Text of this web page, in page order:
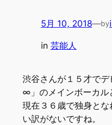
5月 10, 2018—by
in 芸能人
渋谷さんが１５才で
∞」のメインボーカル
現在３６歳で独身と
い訳がないですね。